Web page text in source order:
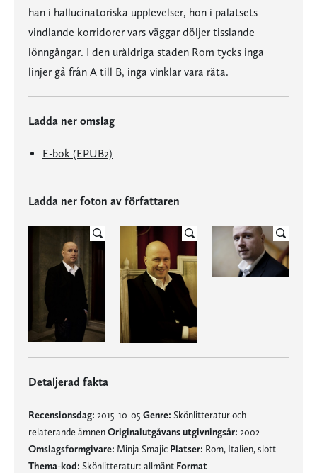
han i hallucinatoriska upplevelser, hon i palatsets
vindlande korridorer vars väggar döljer tisslande
lönngångar. I den uråldriga staden Rom tycks inga
linjer gå från A till B, inga vinklar vara räta.
Ladda ner omslag
E-bok (EPUB2)
Ladda ner foton av författaren
Detaljerad fakta
Recensionsdag: 2015-10-05 Genre: Skönlitteratur och
relaterande ämnenOriginalutgåvans utgivningsår: 2002
Omslagsformgivare: Minja Smajic Platser: Rom, Italien, slott
Thema-kod: Skönlitteratur: allmänt Format